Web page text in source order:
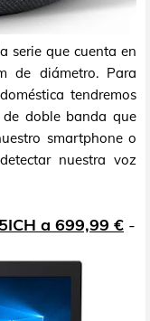
serie que cuenta en
de diámetro. Para
tendremos
doble banda que
smartphone o
nuestra voz
a 699,99 € -